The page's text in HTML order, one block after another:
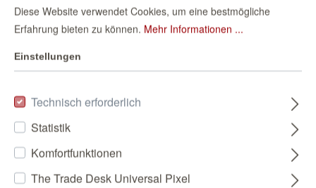
Diese Website verwendet Cookies, um eine bestmögliche
Erfahrung bieten zu können. Mehr Informationen ...
Einstellungen
Technisch erforderlich
Statistik
Komfortfunktionen
The Trade Desk Universal Pixel